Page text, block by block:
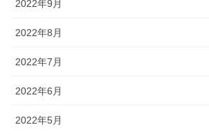
2022年9月
2022年8月
2022年7月
2022年6月
2022年5月